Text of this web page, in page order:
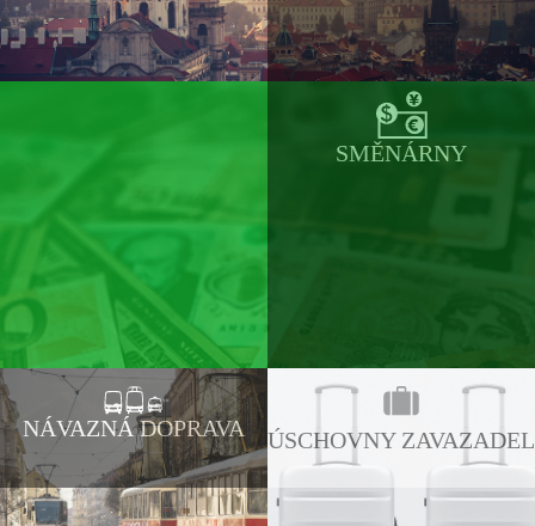
SMĚNÁRNY
NÁVAZNÁ DOPRAVA ÚSCHOVNY ZAVAZADEL